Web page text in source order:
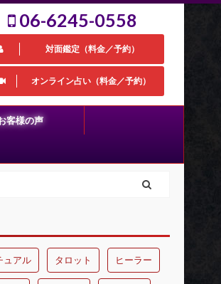
06-6245-0558
対面鑑定（料金／予約）
オンライン占い（料金／予約）
客様の声
ュアル タロット ヒーラー